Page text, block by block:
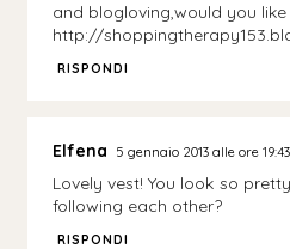
and blogloving,would you
http://
RISPONDI
Elfena 5 gennaio 2013 alle ore 19:43
Lovely vest! You look so
following each other?
RISPONDI